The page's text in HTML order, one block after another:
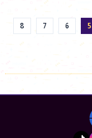
5
6
7
8